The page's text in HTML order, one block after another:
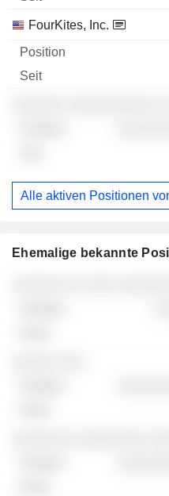
FourKites, Inc.
Alle aktiven Positionen
Ehemalige bekannte